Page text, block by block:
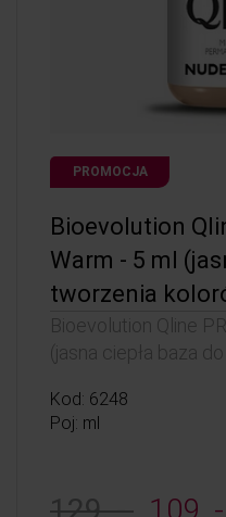
PROMOCJA
Bioevolution
Warm - 5 ml
tworzenia
Bioevolution Qline
(jasna ciepła baza
Kod: 6248
Poj: ml